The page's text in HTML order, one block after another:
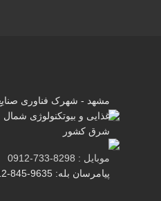
مشهد - شهرک فناوری
غذایی و بیوتکنولوژی شمال
شرق کشور
موبایل : 8298-733-0912
پیامرسان بله: 9635-845-0912